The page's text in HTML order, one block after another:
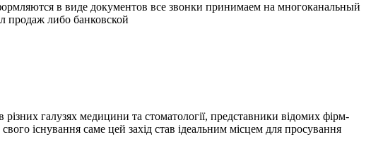
в виде документов все звонки принимаем на многоканальный
продаж либо банковской
галузях медицини та стоматології, представники відомих фірм-
існування саме цей захід став ідеальним місцем для просування